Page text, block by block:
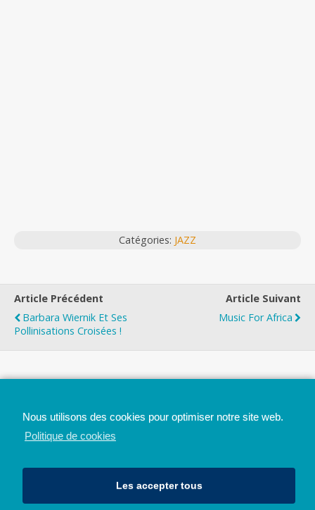
Catégories: JAZZ
Article Précédent
Barbara Wiernik Et Ses
Pollinisations Croisées !
Article Suivant
Music For Africa
Nous utilisons des cookies pour optimiser notre site web.
Politique de cookies
Les accepter tous